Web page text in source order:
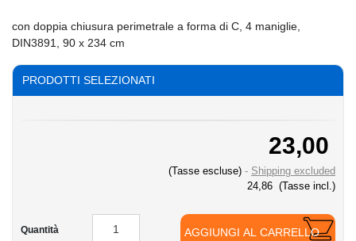
con doppia chiusura perimetrale a forma di C, 4 maniglie,
DIN3891, 90 x 234 cm
PRODOTTI SELEZIONATI
23,00
(Tasse escluse)
Shipping excluded
24,86 (Tasse incl.)
Quantità AGGIUNGI AL CARRELLO